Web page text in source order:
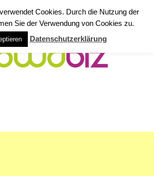
Cookies. Durch die Nutzung der
Sie der Verwendung von Cookies zu.
Datenschutzerklärung